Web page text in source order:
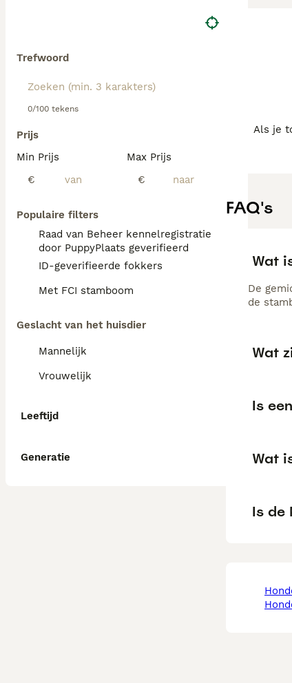
Trefwoord
0/100 tekens
Prijs
Min Prijs
€
Max Prijs
€
Populaire filters
Raad van Beheer kennelregistratie
door PuppyPlaats geverifieerd
ID-geverifieerde fokkers
Met FCI stamboom
Geslacht van het huisdier
Mannelijk
Vrouwelijk
Leeftijd
Generatie
Lees onze
Als je
FAQ's
Wat
De
de
Wat
Is
Wat
Is de